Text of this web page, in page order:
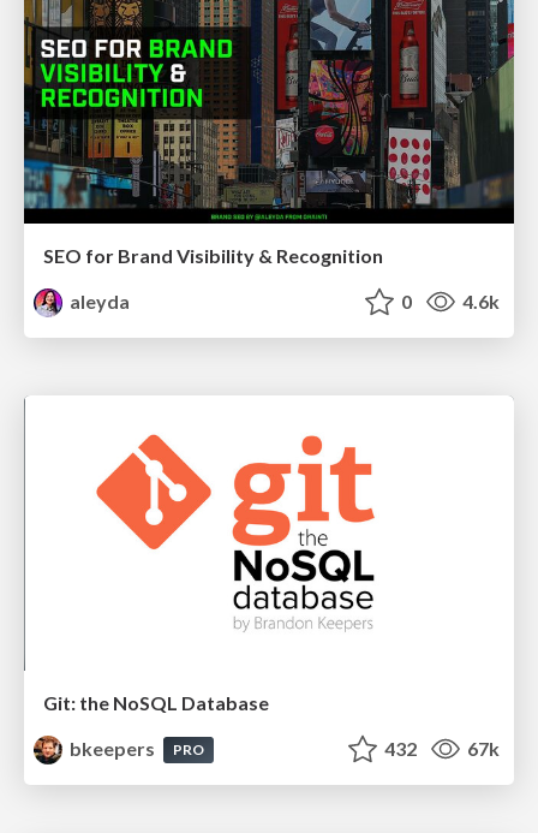
SEO for Brand Visibility & Recognition
aleyda
0 4.6k
Git: the NoSQL Database
bkeepers
PRO 432 67k